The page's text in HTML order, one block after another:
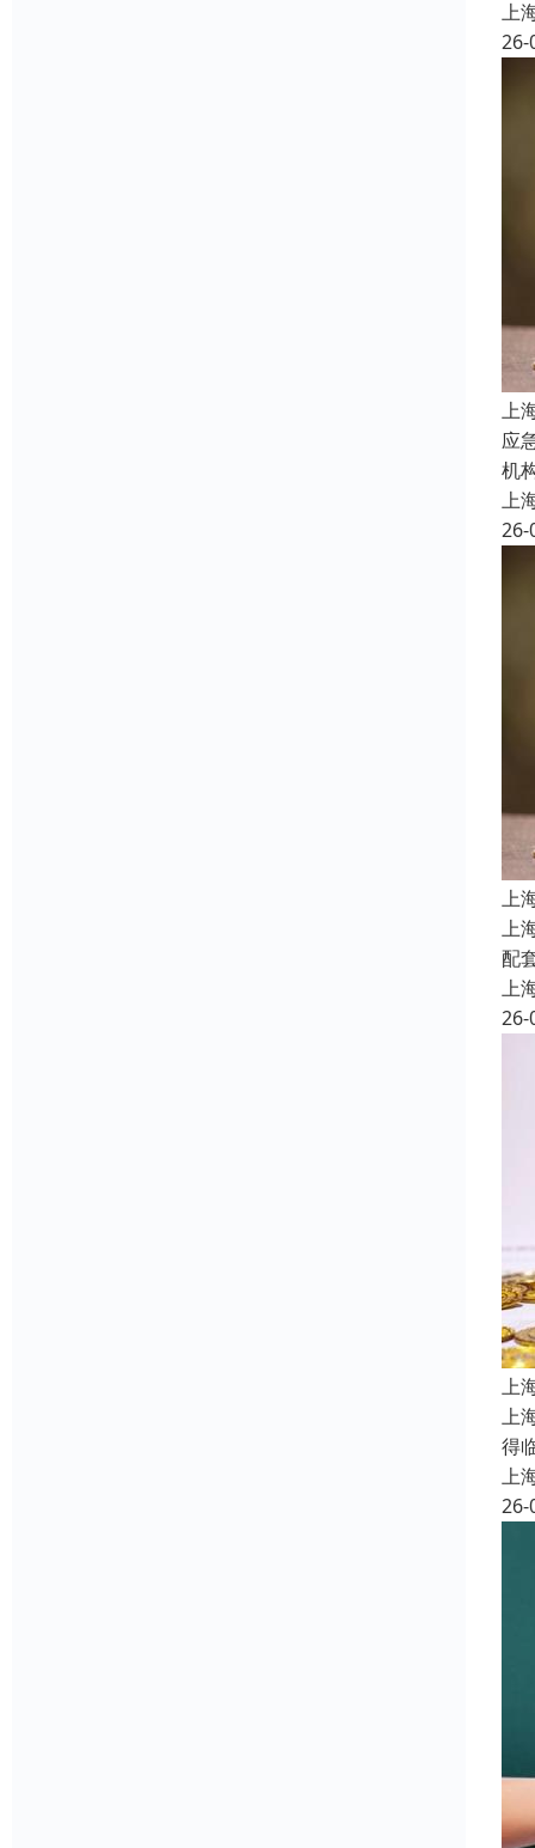
上
26-
上
应
机
上
26-
上
上
配
上
26-
上
上
得
上
26-